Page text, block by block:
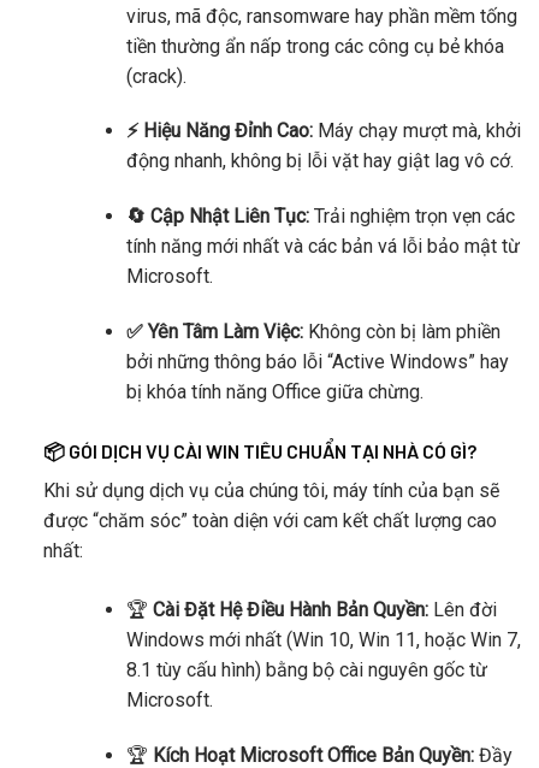
virus, mã độc, ransomware hay phần mềm tống
tiền thường ẩn nấp trong các công cụ bẻ khóa
(crack).
⚡ Hiệu Năng Đỉnh Cao:Máy chạy mượt mà, khởi
động nhanh, không bị lỗi vặt hay giật lag vô cớ.
🔄 Cập Nhật Liên Tục:Trải nghiệm trọn vẹn các
tính năng mới nhất và các bản vá lỗi bảo mật từ
Microsoft.
✅ Yên Tâm Làm Việc:Không còn bị làm phiền
bởi những thông báo lỗi “Active Windows” hay
bị khóa tính năng Office giữa chừng.
📦 GÓI DỊCH VỤ CÀI WIN TIÊU CHUẨN TẠI NHÀ CÓ GÌ?
Khi sử dụng dịch vụ của chúng tôi, máy tính của bạn sẽ
được “chăm sóc” toàn diện với cam kết chất lượng cao
nhất:
🏆 Cài Đặt Hệ Điều Hành Bản Quyền:Lên đời
Windows mới nhất (Win 10, Win 11, hoặc Win 7,
8.1 tùy cấu hình) bằng bộ cài nguyên gốc từ
Microsoft.
🏆 Kích Hoạt Microsoft Office Bản Quyền:Đầy